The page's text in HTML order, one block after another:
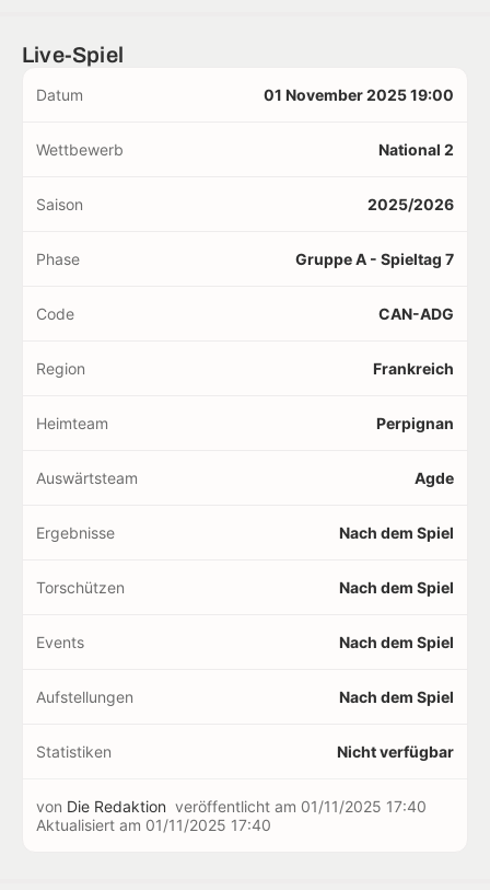
Live-Spiel
Datum 01 November 2025 19:00
Wettbewerb National 2
Saison 2025/2026
Phase Gruppe A - Spieltag 7
Code CAN-ADG
Region Frankreich
Heimteam Perpignan
Auswärtsteam Agde
Ergebnisse Nach dem Spiel
Torschützen Nach dem Spiel
Events Nach dem Spiel
Aufstellungen Nach dem Spiel
Statistiken Nicht verfügbar
von Die Redaktion veröffentlicht am 01/11/2025 17:40
Aktualisiert am 01/11/2025 17:40